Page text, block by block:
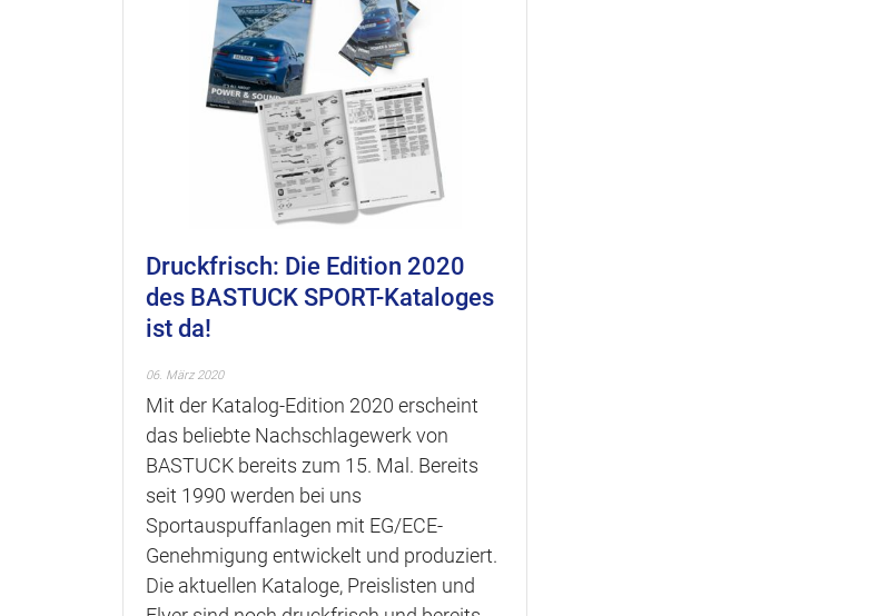
Druckfrisch: Die Edition 2020
des BASTUCK SPORT-Kataloges
ist da!
06. März 2020
Mit der Katalog-Edition 2020 erscheint
das beliebte Nachschlagewerk von
BASTUCK bereits zum 15. Mal. Bereits
seit 1990 werden bei uns
Sportauspuffanlagen mit EG/ECE-
Genehmigung entwickelt und produziert.
Die aktuellen Kataloge, Preislisten und